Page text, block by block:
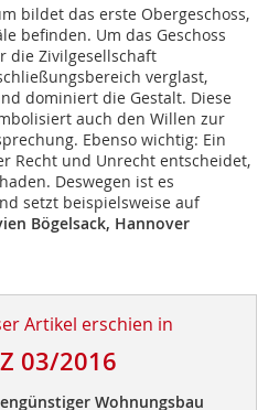
bildet das erste Obergeschoss,
befinden. Um das Geschoss
die Zivilgesellschaft
verglast,
dominiert die Gestalt. Diese
auch den Willen zur
Ebenso wichtig: Ein
Recht und Unrecht entscheidet,
Deswegen ist es
setzt beispielsweise auf
Bögelsack, Hannover
Artikel erschien in
03/2016
Wohnungsbau